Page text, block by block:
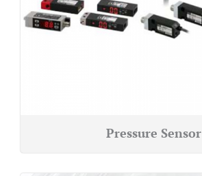
Pressure Sensor